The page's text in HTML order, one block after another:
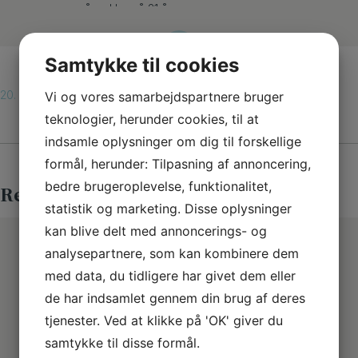
over en årrække på 21 år
Copenhagen
Studietype:Kohortestudie
Finansiering:Steno Diabetes Center Copenhagen
Deltagere:13.750 personer mellem årene 1996 og
Læs hele artiklen bag studiet:Declining Incidence
Rates of Distal Symmetric Polyneuropathy in People
With Type 1 and Type 2 Diabetes in Denmark, With
Indications of Distinct Patterns in Type 1 Diabetes
20. november 2023
Relaterede artikler
Samtykke til cookies
Vi og vores samarbejdspartnere bruger
teknologier, herunder cookies, til at
indsamle oplysninger om dig til forskellige
formål, herunder: Tilpasning af annoncering,
bedre brugeroplevelse, funktionalitet,
statistik og marketing. Disse oplysninger
kan blive delt med annoncerings- og
analysepartnere, som kan kombinere dem
med data, du tidligere har givet dem eller
de har indsamlet gennem din brug af deres
tjenester. Ved at klikke på 'OK' giver du
samtykke til disse formål.